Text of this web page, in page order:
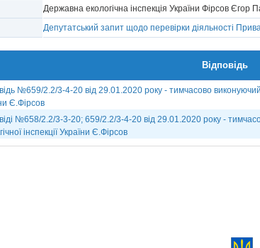
Державна екологічна інспекція України Фірсов Єгор
Депутатський запит щодо перевірки діяльності
Відповідь
№659/2.2/3-4-20 від 29.01.2020 року - тимчасово виконуючий
Є.Фірсов
№658/2.2/3-3-20; 659/2.2/3-4-20 від 29.01.2020 року -
інспекції України Є.Фірсов